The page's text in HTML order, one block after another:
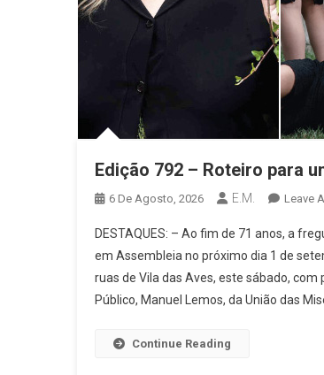
Edição 792 – Roteiro para
6 De Agosto, 2026 E.M. Leave
DESTAQUES: – Ao fim de 71 anos, a
em Assembleia no próximo dia 1 de
ruas de Vila das Aves, este sábado,
Público, Manuel Lemos, da União das
Continue Reading